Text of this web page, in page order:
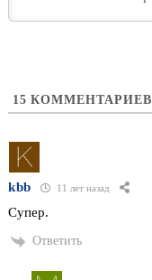
15 КОММЕНТАРИЕВ
kbb 11 лет назад
Супер.
Ответить